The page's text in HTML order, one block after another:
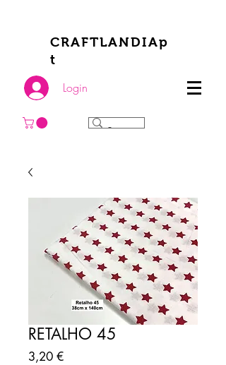
CRAFTLANDIAp
t
Login
RETALHO 45
3,20 €Preço